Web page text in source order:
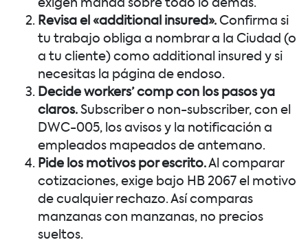
exigen manda sobre todo lo demás.
Revisa el «additional insured». Confirma si
tu trabajo obliga a nombrar a la Ciudad (o
a tu cliente) como additional insured y si
necesitas la página de endoso.
Decide workers’ comp con los pasos ya
claros. Subscriber o non-subscriber, con el
DWC-005, los avisos y la notificación a
empleados mapeados de antemano.
Pide los motivos por escrito.Al comparar
cotizaciones, exige bajo HB 2067 el motivo
de cualquier rechazo. Así comparas
manzanas con manzanas, no precios
sueltos.